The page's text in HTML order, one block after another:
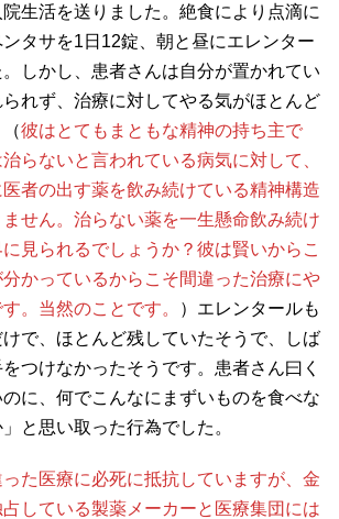
生活を送りました。絶食により点滴に
タサを1日12錠、朝と昼にエレンター
しかし、患者さんは自分が置かれてい
れず、治療に対してやる気がほとんど
彼はとてもまともな精神の持ち主で
らないと言われている病気に対して、
者の出す薬を飲み続けている精神構造
せん。治らない薬を一生懸命飲み続け
見られるでしょうか？彼は賢いからこ
かっているからこそ間違った治療にや
。当然のことです。
）エレンタールも
で、ほとんど残していたそうで、しば
つけなかったそうです。患者さん曰く
のに、何でこんなにまずいものを食べな
と思い取った行為でした。
った医療に必死に抵抗していますが、金
している製薬メーカーと医療集団には